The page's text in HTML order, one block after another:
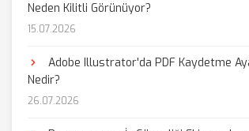
Neden Kilitli Görünüyor?
15.07.2026
Adobe Illustrator'da PDF Kaydetme
Nedir?
26.07.2026